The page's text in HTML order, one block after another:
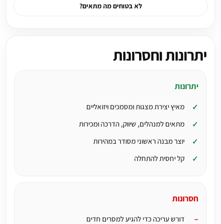
לא בטוחים מה מתאים?
יתרונות וחסרונות
יתרונות
מאיץ יצירת מצגות ומסמכים ויזואליים
מתאים למנהלים, שיווק, הדרכה ומכירות
יוצר מבנה ראשוני מסודר במהירות
קל יחסית להתחלה
חסרונות
דורש עריכה כדי להגיע למסרים חדים